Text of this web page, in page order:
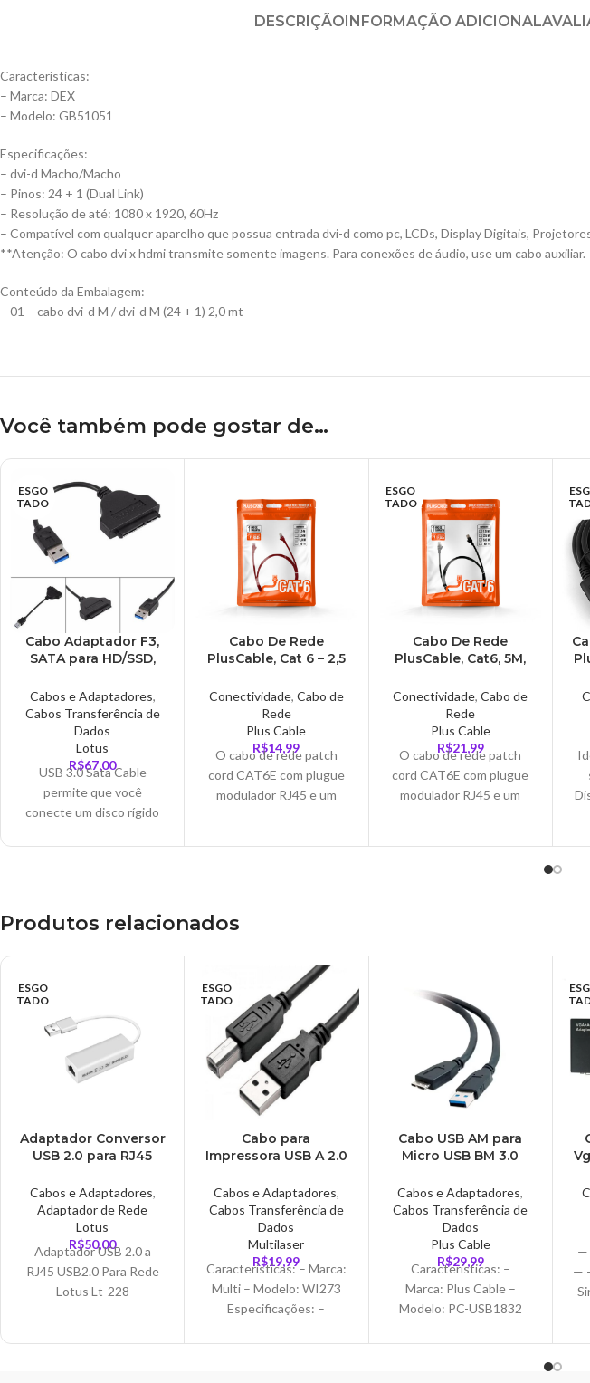
DESCRIÇÃOINFORMAÇÃO ADICIONAL
Características:
– Marca: DEX
– Modelo: GB51051
Especificações:
– dvi-d Macho/Macho
– Pinos: 24 + 1 (Dual Link)
– Resolução de até: 1080 x 1920, 60Hz
– Compatível com qualquer aparelho que possua entrada dvi-d como pc, LCDs, Display Digitais,
**Atenção: O cabo dvi x hdmi transmite somente imagens. Para conexões de áudio, use um cabo auxiliar.
Conteúdo da Embalagem:
– 01 – cabo dvi-d M / dvi-d M (24 + 1) 2,0 mt
Você também pode gostar de…
ESGO
TADO
Cabo Adaptador F3,
SATA para HD/SSD,
3.0 – CB-USB3.0
Cabos e Adaptadores,
Cabos Transferência de
Dados
Lotus
R$67,00
USB 3.0 Sata Cable
permite que você
conecte um disco rígido
estado sólido para o seu
a maneira mais fácil de
atualizar o disco rígido em
Cabo De Rede
PlusCable, Cat 6 – 2,5
PC-ETH6U25RD
Conectividade, Cabo de
Rede
Plus Cable
R$14,99
O cabo de rede patch
cord CAT6E com plugue
modulador RJ45 e um
cabeamento estruturado.
Trafega dados em alta
velocidade sendo ideal
para conectar pontos de
rede em estação de
trabalho e os Patch
Panels aos equipamentos
ativos da rede, como
switches, roteadores,
entre outros.
ESGO
TADO
Cabo De Rede
PlusCable, Cat6, 5M,
ETH6U50BK
Conectividade,Cabo de
Rede
Plus Cable
R$21,99
O cabo de rede patch
cord CAT6E com plugue
modulador RJ45 e um
velocidade sendo ideal
rede em estação de
trabalho e os Patch
Panels aos equipamentos
ativos da rede, como
switches, roteadores,
entre outros.
Produtos relacionados
ESGO
TADO
Adaptador Conversor
USB 2.0 para RJ45
Cabos e Adaptadores,
Adaptador de Rede
Lotus
R$50,00
Adaptador USB 2.0 a
RJ45 USB2.0 Para Rede
Lotus Lt-228
ESGO
TADO
Cabo para
Impressora USB A 2.0
Metros – WI273
Cabos e Adaptadores,
Cabos Transferência de
Dados
Multilaser
R$19,99
Características: – Marca:
Multi – Modelo: WI273
Especificações: –
Comprimento: 3 metros –
Cabo USB AM para
Micro USB BM 3.0
– PC-USB1832
Cabos e Adaptadores,
Cabos Transferência de
Dados
Plus Cable
R$29,99
Características: –
Marca: Plus Cable –
Modelo: PC-USB1832
AM/ Micro USB BM 3.0 –
—
—